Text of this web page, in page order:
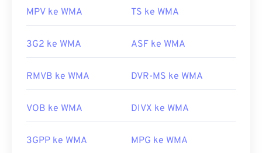
MPV ke WMA TS ke WMA
3G2 ke WMA ASF ke WMA
RMVB ke WMA DVR-MS ke WMA
VOB ke WMA DIVX ke WMA
3GPP ke WMA MPG ke WMA